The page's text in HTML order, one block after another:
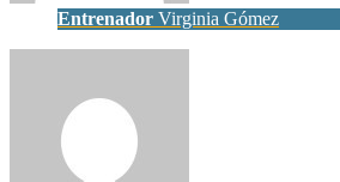
Entrenador Virginia Gómez